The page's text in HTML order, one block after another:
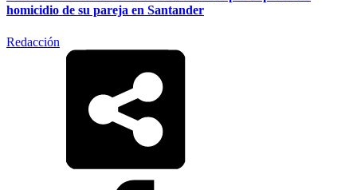
homicidio de su pareja en Santander
Redacción